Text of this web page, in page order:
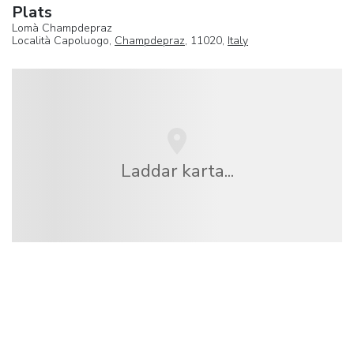
Plats
Lomà Champdepraz
Località Capoluogo, Champdepraz, 11020, Italy
Laddar karta...